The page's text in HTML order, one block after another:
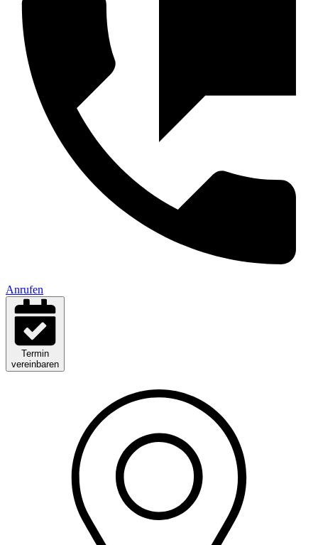
Anrufen
Termin
vereinbaren